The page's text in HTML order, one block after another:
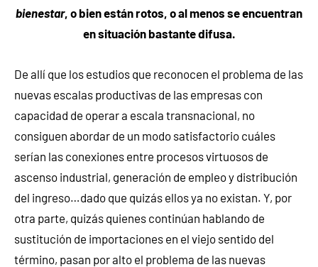
bienestar, o bien están rotos, o al menos se encuentran
en situación bastante difusa.
De allí que los estudios que reconocen el problema de las
nuevas escalas productivas de las empresas con
capacidad de operar a escala transnacional, no
consiguen abordar de un modo satisfactorio cuáles
serían las conexiones entre procesos virtuosos de
ascenso industrial, generación de empleo y distribución
del ingreso…dado que quizás ellos ya no existan. Y, por
otra parte, quizás quienes continúan hablando de
sustitución de importaciones en el viejo sentido del
término, pasan por alto el problema de las nuevas